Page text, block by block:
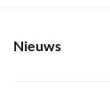
Nieuws